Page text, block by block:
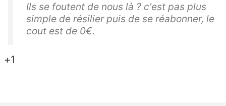
Ils se foutent de nous là ? c'est pas plus
simple de résilier puis de se réabonner, le
cout est de 0€.
+1